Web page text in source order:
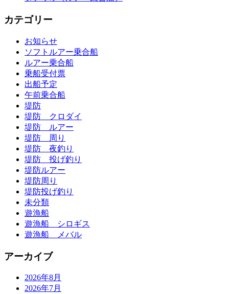
カテゴリー
お知らせ
ソフトルアー乗合船
ルアー乗合船
乗船受付票
出船予定
午前乗合船
堤防
堤防 クロダイ
堤防 ルアー
堤防 周り
堤防 夜釣り
堤防 投げ釣り
堤防ルアー
堤防周り
堤防投げ釣り
未分類
遊漁船
遊漁船 シロギス
遊漁船 メバル
アーカイブ
2026年8月
2026年7月